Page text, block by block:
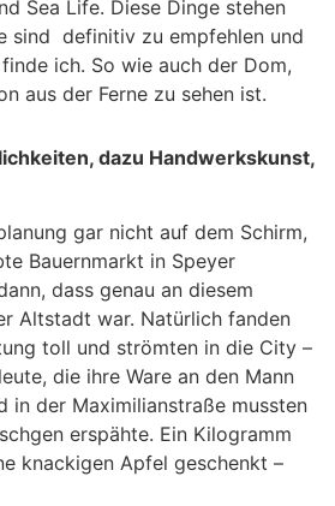
Sea Life. Diese Dinge stehen
sind definitiv zu empfehlen und
ich. So wie auch der Dom,
aus der Ferne zu sehen ist.
dazu Handwerkskunst,
gar nicht auf dem Schirm,
Bauernmarkt in Speyer
dass genau an diesem
Altstadt war. Natürlich fanden
toll und strömten in die City –
die ihre Ware an den Mann
in der Maximilianstraße mussten
erspähte. Ein Kilogramm
knackigen Apfel geschenkt –